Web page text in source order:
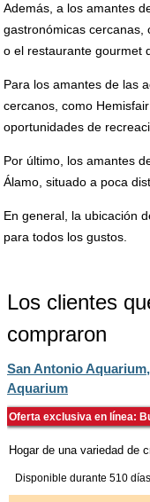
Además, a los amantes
gastronómicas cercanas,
o el restaurante gourmet
Para los amantes de las
cercanos, como
oportunidades de
Por último, los amantes
Álamo, situado a poca
En general, la ubicación
para todos los gustos.
Los clientes
compraron
San Antonio
Aquarium
Oferta exclusiva en línea:
Hogar de una variedad de
Disponible durante 510